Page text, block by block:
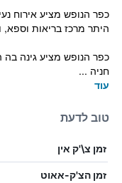
היתר מרכז בריאות וספא,
כפר הנופש מציע גינה בה
חניה ...
עוד
טוב לדעת
זמן צ\'ק אין
זמן הצ'ק-אאוט